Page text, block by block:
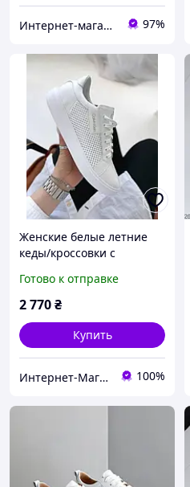
Интернет-магазин «Step Master» 97%
Женские белые летние
кеды/кроссовки с
натуральная кожа
качество люкс 36-41 р
Готово к отправке
2 770₴
Купить
Интернет-Магазин СкороХод 100%